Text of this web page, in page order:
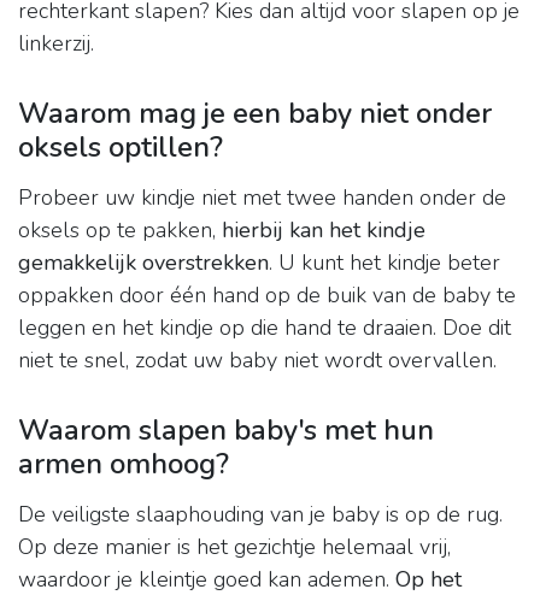
rechterkant slapen? Kies dan altijd voor slapen op je
linkerzij.
Waarom mag je een baby niet onder
oksels optillen?
Probeer uw kindje niet met twee handen onder de
oksels op te pakken, hierbij kan het kindje
gemakkelijk overstrekken. U kunt het kindje beter
oppakken door één hand op de buik van de baby te
leggen en het kindje op die hand te draaien. Doe dit
niet te snel, zodat uw baby niet wordt overvallen.
Waarom slapen baby's met hun
armen omhoog?
De veiligste slaaphouding van je baby is op de rug.
Op deze manier is het gezichtje helemaal vrij,
waardoor je kleintje goed kan ademen. Op het